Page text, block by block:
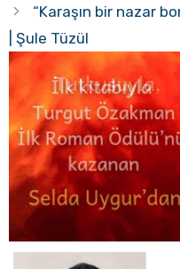
“Karaşın bir nazar
| Şule Tüzül